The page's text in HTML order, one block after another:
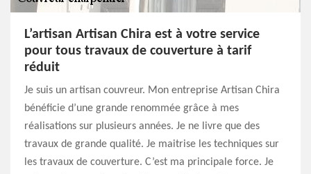
L’artisan Artisan Chira est à votre service
pour tous travaux de couverture à tarif
réduit
Je suis un artisan couvreur. Mon entreprise Artisan Chira
bénéficie d’une grande renommée grâce à mes
réalisations sur plusieurs années. Je ne livre que des
travaux de grande qualité. Je maitrise les techniques sur
les travaux de couverture. C’est ma principale force. Je